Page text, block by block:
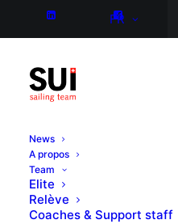
FR
News
A propos
Team
Elite
Relève
Coaches & Support staff